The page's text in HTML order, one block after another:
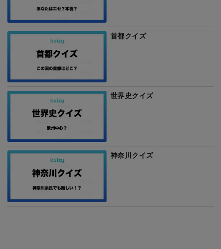
首都クイズ
世界史クイズ
神奈川クイズ